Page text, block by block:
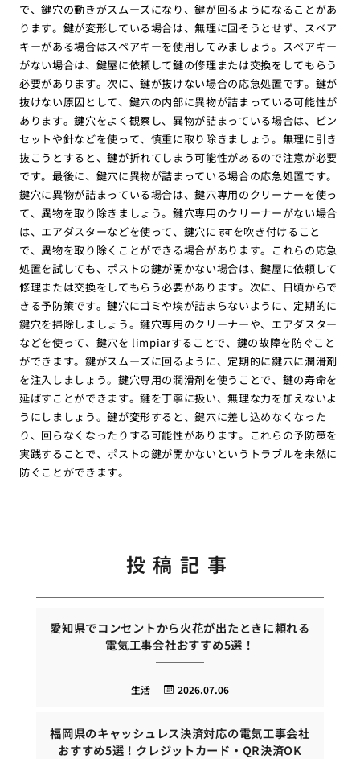
で、鍵穴の動きがスムーズになり、鍵が回るようになることがあ
ります。鍵が変形している場合は、無理に回そうとせず、スペア
キーがある場合はスペアキーを使用してみましょう。スペアキー
がない場合は、鍵屋に依頼して鍵の修理または交換をしてもらう
必要があります。次に、鍵が抜けない場合の応急処置です。鍵が
抜けない原因として、鍵穴の内部に異物が詰まっている可能性が
あります。鍵穴をよく観察し、異物が詰まっている場合は、ピン
セットや針などを使って、慎重に取り除きましょう。無理に引き
抜こうとすると、鍵が折れてしまう可能性があるので注意が必要
です。最後に、鍵穴に異物が詰まっている場合の応急処置です。
鍵穴に異物が詰まっている場合は、鍵穴専用のクリーナーを使っ
て、異物を取り除きましょう。鍵穴専用のクリーナーがない場合
は、エアダスターなどを使って、鍵穴に हवाを吹き付けること
で、異物を取り除くことができる場合があります。これらの応急
処置を試しても、ポストの鍵が開かない場合は、鍵屋に依頼して
修理または交換をしてもらう必要があります。次に、日頃からで
きる予防策です。鍵穴にゴミや埃が詰まらないように、定期的に
鍵穴を掃除しましょう。鍵穴専用のクリーナーや、エアダスター
などを使って、鍵穴を limpiarすることで、鍵の故障を防ぐこと
ができます。鍵がスムーズに回るように、定期的に鍵穴に潤滑剤
を注入しましょう。鍵穴専用の潤滑剤を使うことで、鍵の寿命を
延ばすことができます。鍵を丁寧に扱い、無理な力を加えないよ
うにしましょう。鍵が変形すると、鍵穴に差し込めなくなった
り、回らなくなったりする可能性があります。これらの予防策を
実践することで、ポストの鍵が開かないというトラブルを未然に
防ぐことができます。
投稿記事
愛知県でコンセントから火花が出たときに頼れる
電気工事会社おすすめ5選！
2026.07.06
生活
福岡県のキャッシュレス決済対応の電気工事会社
おすすめ5選！クレジットカード・QR決済OK